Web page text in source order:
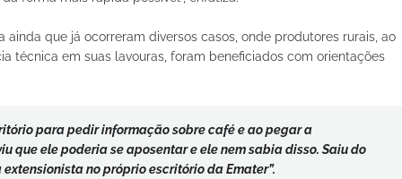
que já ocorreram diversos casos, onde produtores rurais, ao
técnica em suas lavouras, foram beneficiados com orientações
para pedir informação sobre café e ao pegar a
que ele poderia se aposentar e ele nem sabia disso. Saiu do
no próprio escritório da Emater”.